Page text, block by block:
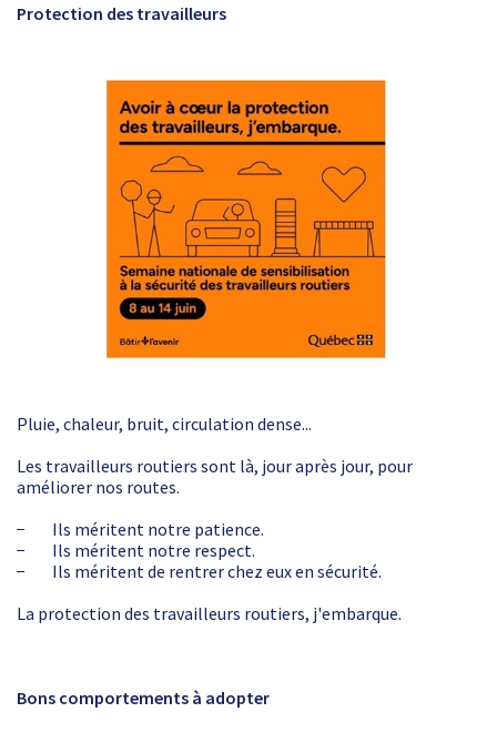
Protection des travailleurs
Pluie, chaleur, bruit, circulation dense...
Les travailleurs routiers sont là, jour après jour, pour
améliorer nos routes.
− Ils méritent notre patience.
− Ils méritent notre respect.
− Ils méritent de rentrer chez eux en sécurité.
La protection des travailleurs routiers, j'embarque.
Bons comportements à adopter